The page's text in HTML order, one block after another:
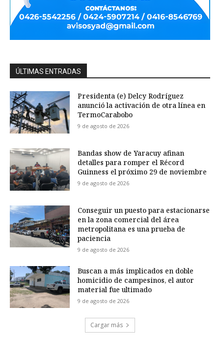
ÚLTIMAS ENTRADAS
Presidenta (e) Delcy Rodríguez
anunció la activación de otra línea en
TermoCarabobo
9 de agosto de 2026
Bandas show de Yaracuy afinan
detalles para romper el Récord
Guinness el próximo 29 de noviembre
9 de agosto de 2026
Conseguir un puesto para estacionarse
en la zona comercial del área
metropolitana es una prueba de
paciencia
9 de agosto de 2026
Buscan a más implicados en doble
homicidio de campesinos, el autor
material fue ultimado
9 de agosto de 2026
Cargar más